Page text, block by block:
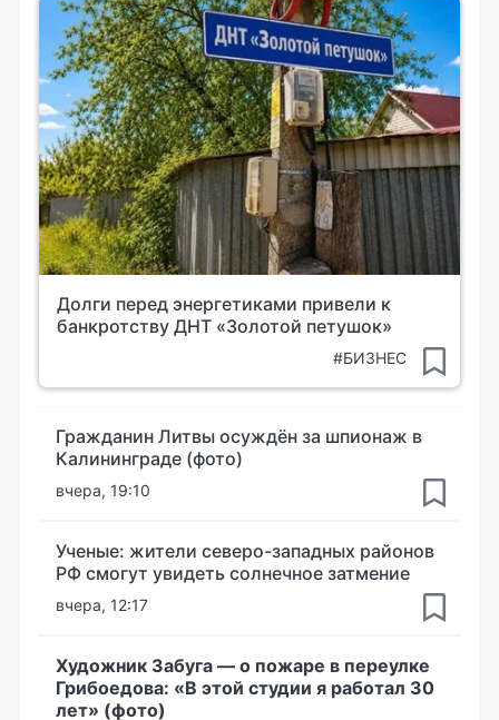
Долги перед энергетиками привели к
банкротству ДНТ «Золотой петушок»
#БИЗНЕС
Гражданин Литвы осуждён за шпионаж в
Калининграде (фото)
вчера, 19:10
Ученые: жители северо-западных районов
РФ смогут увидеть солнечное затмение
вчера, 12:17
Художник Забуга — о пожаре в переулке
Грибоедова: «В этой студии я работал 30
лет» (фото)